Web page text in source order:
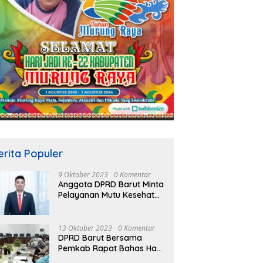
Populer
9 Oktober 2023 0 Komentar
Anggota DPRD Barut Minta
Pelayanan Mutu Kesehatan
13 Oktober 2023 0 Komentar
DPRD Barut Bersama
Pemkab Rapat Bahas Hasil